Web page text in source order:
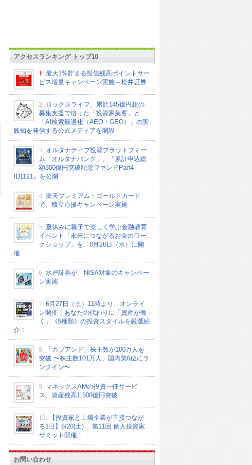
アクセスランキング トップ10
1.
最大1%貯まる投信残高ポイントサー
ビス増量キャンペーン実施～松井証券
2.
ロックスライフ、累計145億円超の
募集支援で培った「投資家集客」と
「AI検索最適化（AEO・GEO）」の実
践知を発信する公式メディアを開設
3. オルタナティブ投資プラットフォー
ム「オルタナバンク」、『累計申込総
額800億円突破記念ファンドPart4
ID1121』を公開
4. 楽天プレミアム・ゴールドカード
で、積立応援キャンペーン実施
5. 夏休みに親子で楽しく学ぶ金融教育
イベント「未来につながるお金のワー
クショップ」を、8月26日（水）に開
催
6. 水戸証券が、NISA対象のキャンペー
ン実施
7. 6月27日（土）11時より、オンライ
ン開催！あなたの代わりに「資産が働
く」《5種類》の投資スタイルを厳選紹
介！
8.
「カブアンド」株主数が100万人を
突破 〜株主数101万人、国内第6位にラ
ンクイン〜
9. マネックスAMの投資一任サービ
ス、資産残高1,500億円突破
10.
【投資家と上場企業が直接つなが
る1日】6/20(土) 、第11回 個人投資家
サミット開催！
お問い合わせ